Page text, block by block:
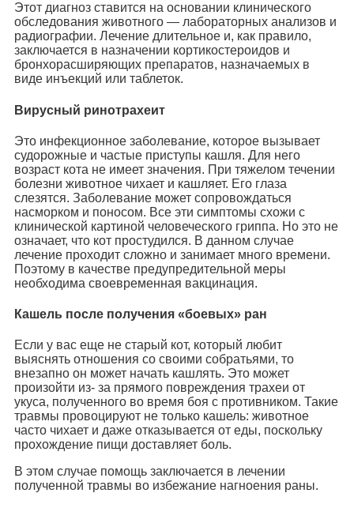
Этот диагноз ставится на основании клинического
обследования животного — лабораторных анализов и
радиографии. Лечение длительное и, как правило,
заключается в назначении кортикостероидов и
бронхорасширяющих препаратов, назначаемых в
виде инъекций или таблеток.
Вирусный ринотрахеит
Это инфекционное заболевание, которое вызывает
судорожные и частые приступы кашля. Для него
возраст кота не имеет значения. При тяжелом течении
болезни животное чихает и кашляет. Его глаза
слезятся. Заболевание может сопровождаться
насморком и поносом. Все эти симптомы схожи с
клинической картиной человеческого гриппа. Но это не
означает, что кот простудился. В данном случае
лечение проходит сложно и занимает много времени.
Поэтому в качестве предупредительной меры
необходима своевременная вакцинация.
Кашель после получения «боевых» ран
Если у вас еще не старый кот, который любит
выяснять отношения со своими собратьями, то
внезапно он может начать кашлять. Это может
произойти из- за прямого повреждения трахеи от
укуса, полученного во время боя с противником. Такие
травмы провоцируют не только кашель: животное
часто чихает и даже отказывается от еды, поскольку
прохождение пищи доставляет боль.
В этом случае помощь заключается в лечении
полученной травмы во избежание нагноения раны.